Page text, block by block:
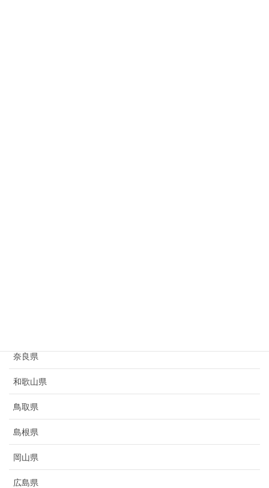
奈良県
和歌山県
鳥取県
島根県
岡山県
広島県